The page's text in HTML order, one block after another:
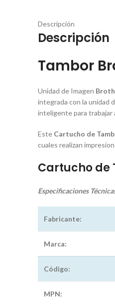
Descripción
Descripción
Tambor
Unidad de Imagen
integrada con la unidad
inteligente para trabajar
Este Cartucho de
cuales realizan
Cartucho de
Especificaciones
Fabricante:
Marca:
Código:
MPN: